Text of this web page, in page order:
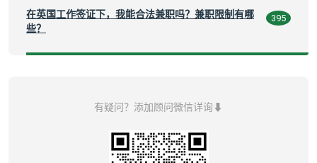
在英国工作签证下，我能合法兼职吗？兼职限制有哪
些？
395
有疑问？添加顾问微信详询⬇